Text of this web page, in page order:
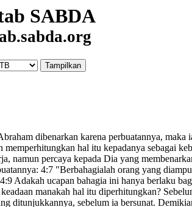
SABDA
dibenarkan karena perbuatannya,
memperhitungkan hal itu kepadanya sebagai
namun percaya kepada Dia yang
4:7 "Berbahagialah orang yang
4:9 Adakah ucapan bahagia ini hanya berlaku
manakah hal itu diperhitungkan?
ditunjukkannya, sebelum ia bersunat.